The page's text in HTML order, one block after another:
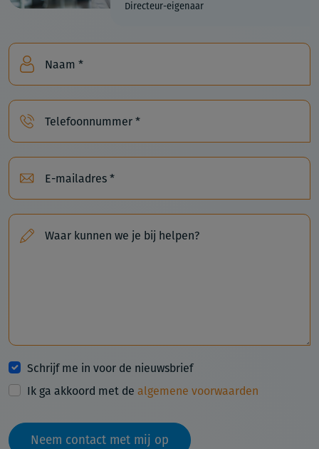
Directeur-eigenaar
Naam *
Telefoonnummer *
E-mailadres *
Waar kunnen we je bij helpen?
Schrijf me in voor de nieuwsbrief
Ik ga akkoord met de algemene voorwaarden
Neem contact met mij op